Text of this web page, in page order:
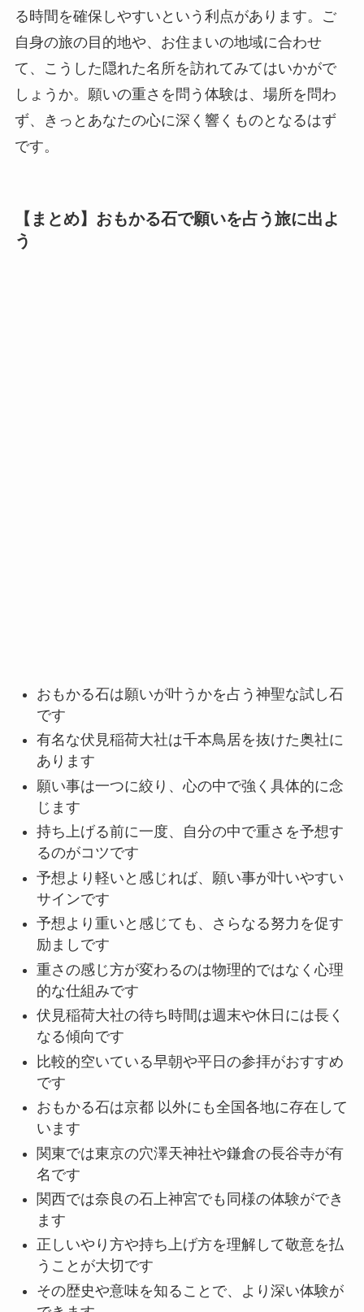
る時間を確保しやすいという利点があります。ご
自身の旅の目的地や、お住まいの地域に合わせ
て、こうした隠れた名所を訪れてみてはいかがで
しょうか。願いの重さを問う体験は、場所を問わ
ず、きっとあなたの心に深く響くものとなるはず
です。
【まとめ】おもかる石で願いを占う旅に出よ
う
おもかる石は願いが叶うかを占う神聖な試し石
です
有名な伏見稲荷大社は千本鳥居を抜けた奥社に
あります
願い事は一つに絞り、心の中で強く具体的に念
じます
持ち上げる前に一度、自分の中で重さを予想す
るのがコツです
予想より軽いと感じれば、願い事が叶いやすい
サインです
予想より重いと感じても、さらなる努力を促す
励ましです
重さの感じ方が変わるのは物理的ではなく心理
的な仕組みです
伏見稲荷大社の待ち時間は週末や休日には長く
なる傾向です
比較的空いている早朝や平日の参拝がおすすめ
です
おもかる石は京都 以外にも全国各地に存在して
います
関東では東京の穴澤天神社や鎌倉の長谷寺が有
名です
関西では奈良の石上神宮でも同様の体験ができ
ます
正しいやり方や持ち上げ方を理解して敬意を払
うことが大切です
その歴史や意味を知ることで、より深い体験が